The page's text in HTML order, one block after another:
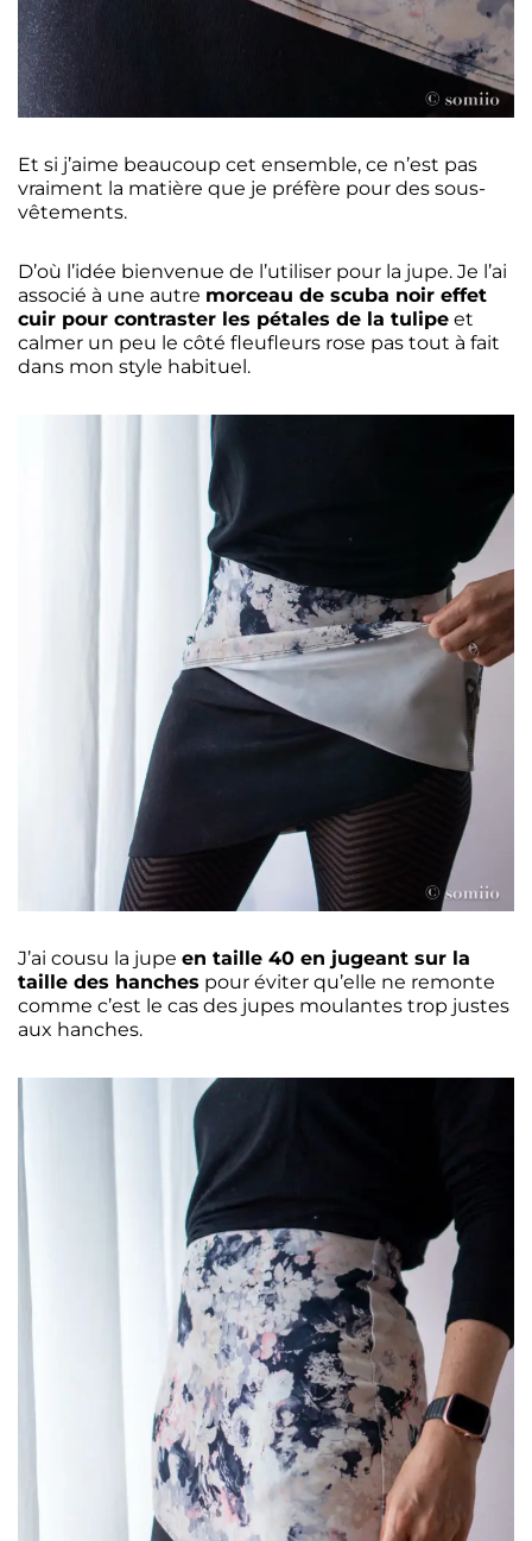
Et si j’aime beaucoup cet ensemble, ce n’est pas
vraiment la matière que je préfère pour des sous-
vêtements.
D’où l’idée bienvenue de l’utiliser pour la jupe. Je l’ai
associé à une autre morceau de scuba noir effet
cuir pour contraster les pétales de la tulipe et
calmer un peu le côté fleufleurs rose pas tout à fait
dans mon style habituel.
J’ai cousu la jupe en taille 40 en jugeant sur la
taille des hanches pour éviter qu’elle ne remonte
comme c’est le cas des jupes moulantes trop justes
aux hanches.